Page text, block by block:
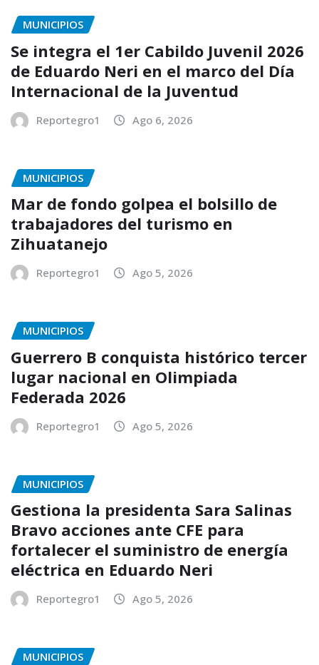
MUNICIPIOS
Se integra el 1er Cabildo Juvenil 2026
de Eduardo Neri en el marco del Día
Internacional de la Juventud
Reportegro1 Ago 6, 2026
MUNICIPIOS
Mar de fondo golpea el bolsillo de
trabajadores del turismo en
Zihuatanejo
Reportegro1 Ago 5, 2026
MUNICIPIOS
Guerrero B conquista histórico tercer
lugar nacional en Olimpiada
Federada 2026
Reportegro1 Ago 5, 2026
MUNICIPIOS
Gestiona la presidenta Sara Salinas
Bravo acciones ante CFE para
fortalecer el suministro de energía
eléctrica en Eduardo Neri
Reportegro1 Ago 5, 2026
MUNICIPIOS